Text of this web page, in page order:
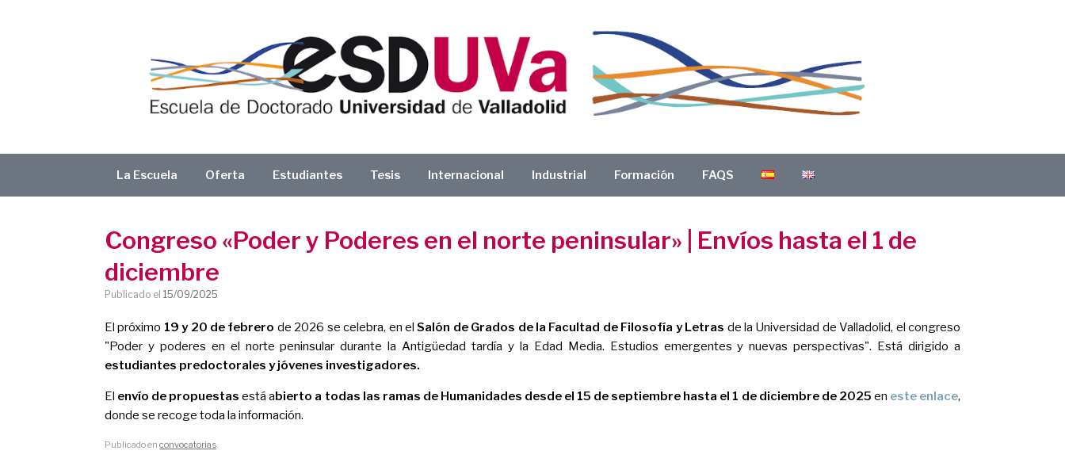
La Escuela Oferta Estudiantes Tesis Internacional Industrial Formación FAQS
Congreso «Poder y Poderes en el norte peninsular» | Envíos hasta el 1 de
diciembre
Publicado el 15/09/2025
El próximo 19 y 20 de febrero de 2026 se celebra, en elSalón de Grados de la Facultad de Filosofía y Letras de la Universidad de Valladolid, el congreso
"Poder y poderes en el norte peninsular durante la Antigüedad tardía y la Edad Media. Estudios emergentes y nuevas perspectivas". Está dirigido a
estudiantes predoctorales y jóvenes investigadores.
El envío de propuestas está abierto a todas las ramas de Humanidades desde el 15 de septiembre hasta el 1 de diciembre de 2025 en este enlace,
donde se recoge toda la información.
Publicado en convocatorias.